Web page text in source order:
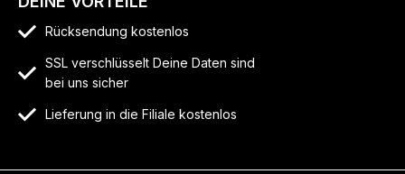
Rücksendung kostenlos
SSL verschlüsselt Deine Daten sind
bei uns sicher
Lieferung in die Filiale kostenlos